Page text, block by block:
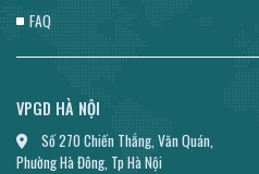
FAQ
VPGD HÀ NỘI
Số 270 Chiến Thắng, Văn Quán,
Phường Hà Đông, Tp Hà Nội